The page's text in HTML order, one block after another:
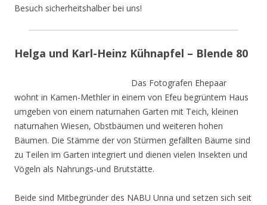
Besuch sicherheitshalber bei uns!
Helga und Karl-Heinz Kühnapfel – Blende 80
Das Fotografen Ehepaar
wohnt in Kamen-Methler in einem von Efeu begrüntem Haus
umgeben von einem naturnahen Garten mit Teich, kleinen
naturnahen Wiesen, Obstbäumen und weiteren hohen
Bäumen. Die Stämme der von Stürmen gefällten Bäume sind
zu Teilen im Garten integriert und dienen vielen Insekten und
Vögeln als Nahrungs-und Brutstätte.
Beide sind Mitbegründer des NABU Unna und setzen sich seit